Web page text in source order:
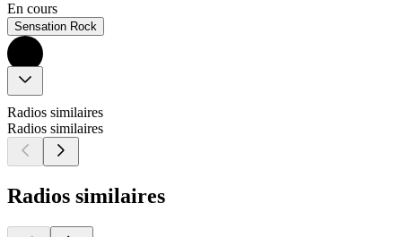
En cours
Sensation Rock
Radios similaires
Radios similaires
Radios similaires